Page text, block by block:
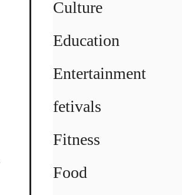
Culture
Education
Entertainment
fetivals
Fitness
Food